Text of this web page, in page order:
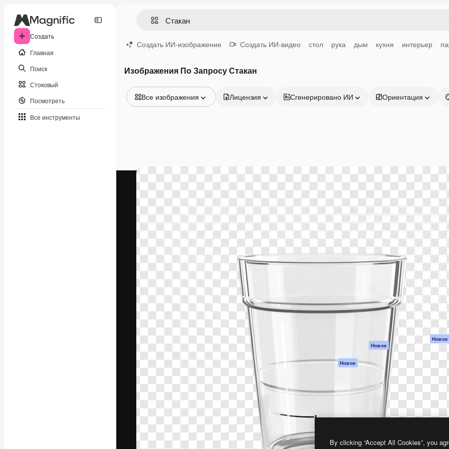
Создать
Главная
Поиск
Стоковый
Посмотреть
Все инструменты
Создать ИИ-изображение Создать ИИ-видео стол рука дым кухня интерьер
Изображения По Запросу Стакан
Все изображения
Видео
Иконки
3D-модели
Шрифты
Лицензия Сгенерировано ИИ Ориентация
Креативная платформа для создания
подписчиков среди креаторов,
предприятий, агентств и студий.
Pусский
Продукция
ИИ-помощник
Генератор голоса
на основе ИИ
Новое
Агенты Новое
приложение
Magnific
Начать
Документация
Пакету ИИ
Служба
поддержки
Условия и
положения
Политика
Оригиналы
Новое
Политика
cookie
Центр доверия
Партнеры
Предприятие
By clicking “Accept All Cookies”, you